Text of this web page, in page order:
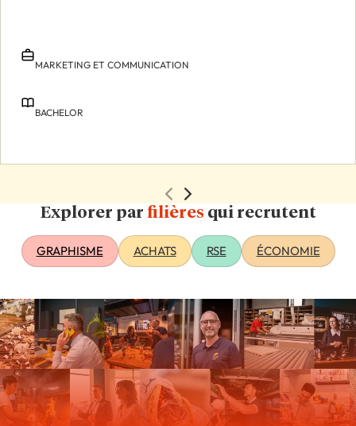
MARKETING ET COMMUNICATION
BACHELOR
Explorer par filières qui recrutent
GRAPHISME ACHATS RSE ÉCONOMIE